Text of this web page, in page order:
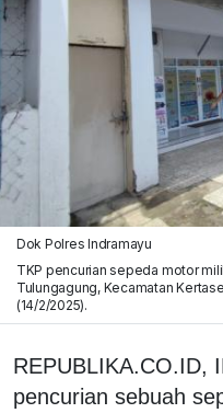
Dok Polres Indramayu
TKP pencurian sepeda motor
Tulungagung, Kecamatan
(14/2/2025).
REPUBLIKA.CO.ID,
pencurian sebuah